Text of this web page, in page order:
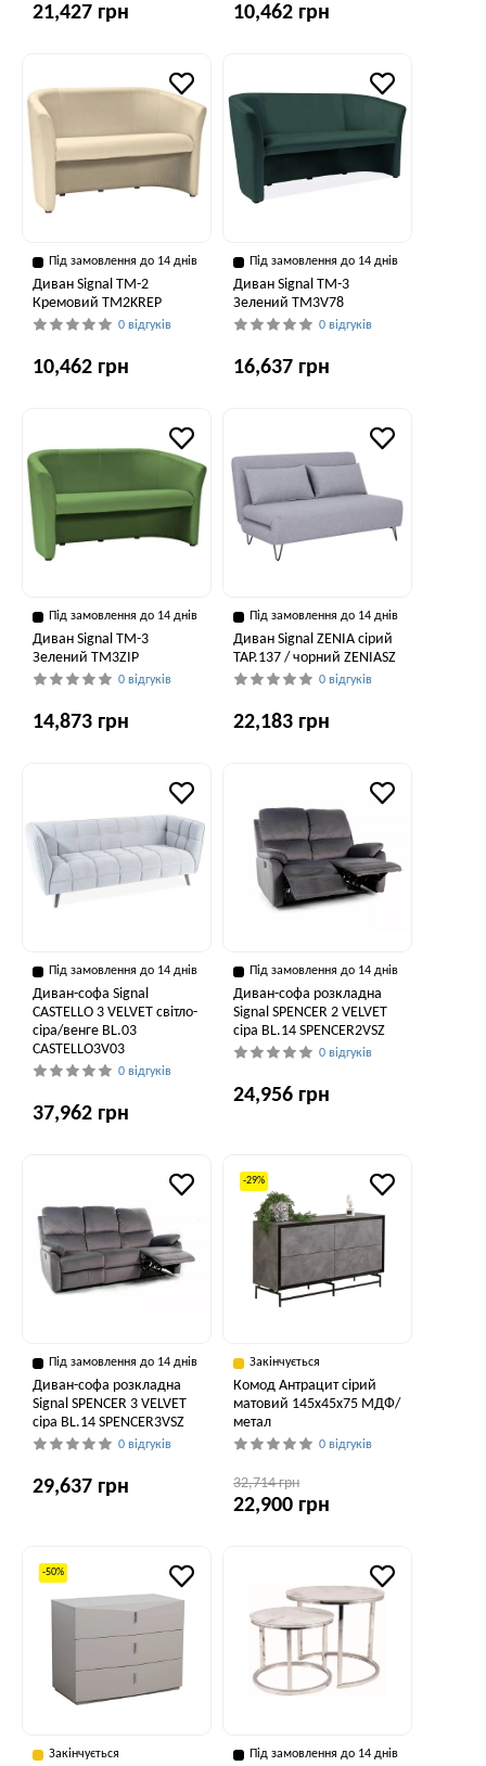
21,427 грн 10,462 грн
Під замовлення до 14 днів
Диван Signal TM-2
Кремовий TM2KREP
0 відгуків
10,462 грн
Під замовлення до 14 днів
Диван Signal TM-3
Зелений TM3V78
0 відгуків
16,637 грн
Під замовлення до 14 днів
Диван Signal TM-3
Зелений TM3ZIP
0 відгуків
14,873 грн
Під замовлення до 14 днів
Диван Signal ZENIA сірий
TAP.137 / чорний ZENIASZ
0 відгуків
22,183 грн
Під замовлення до 14 днів
Диван-софа Signal
CASTELLO 3 VELVET світло-
сіра/венге BL.03
CASTELLO3V03
0 відгуків
37,962 грн
Під замовлення до 14 днів
Диван-софа розкладна
Signal SPENCER 2 VELVET
сіра BL.14 SPENCER2VSZ
0 відгуків
24,956 грн
Під замовлення до 14 днів
Диван-софа розкладна
Signal SPENCER 3 VELVET
сіра BL.14 SPENCER3VSZ
0 відгуків
29,637 грн
-29%
Закінчується
Комод Антрацит сірий
матовий 145x45x75 МДФ/
метал
0 відгуків
32,714 грн
22,900 грн
-50%
Закінчується Під замовлення до 14 днів